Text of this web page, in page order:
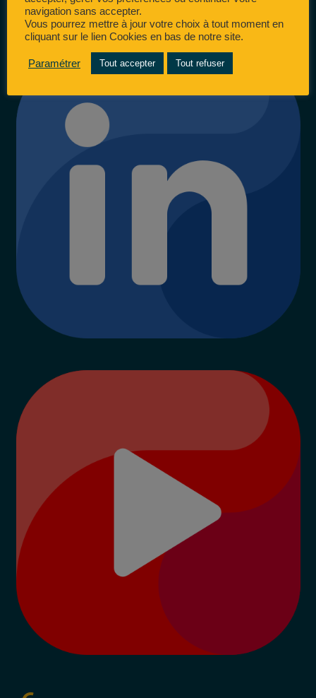
navigation sans accepter.
Vous pourrez mettre à jour votre choix à tout moment en
cliquant sur le lien Cookies en bas de notre site.
Paramétrer Tout accepter Tout refuser